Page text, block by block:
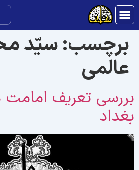
برچسب:سیّد
عالمی
تعريف امامت